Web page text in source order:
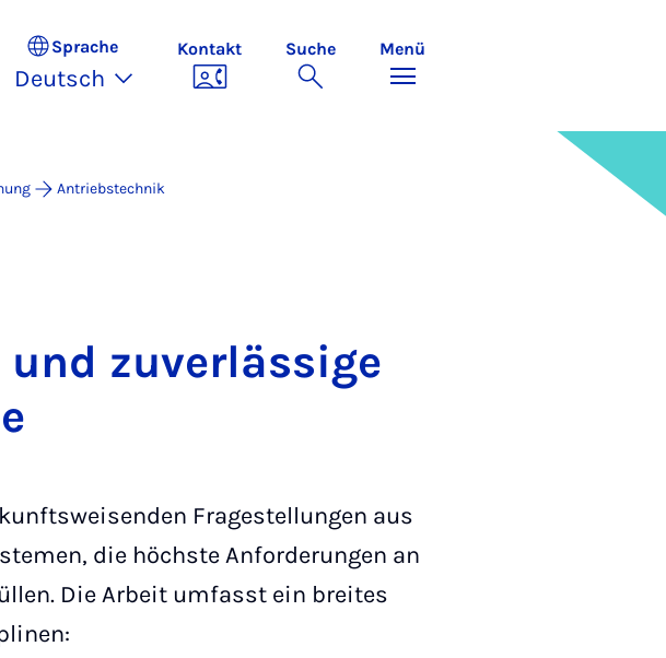
Sprache
Deutsch
Kontakt Suche Menü
Antriebstechnik
zuverlässige
Fragestellungen aus
die höchste Anforderungen an
Die Arbeit umfasst ein breites